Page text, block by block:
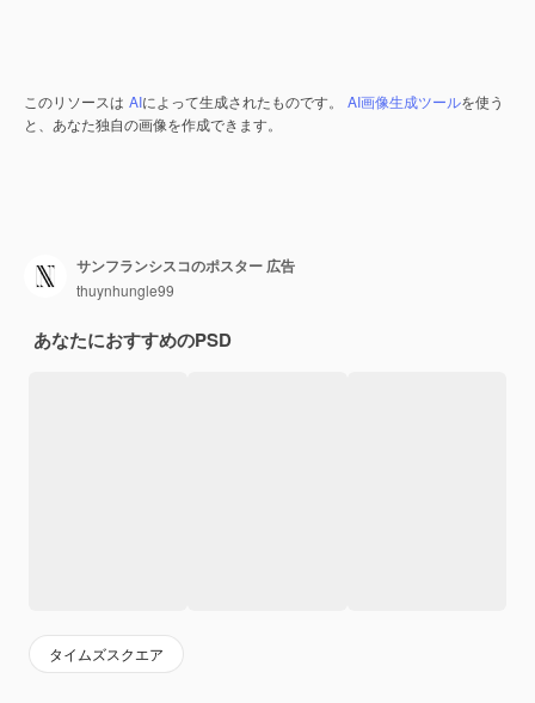
このリソースは AIによって生成されたものです。 AI画像生成ツールを使う
と、あなた独自の画像を作成できます。
サンフランシスコのポスター 広告
thuynhungle99
あなたにおすすめのPSD
タイムズスクエア